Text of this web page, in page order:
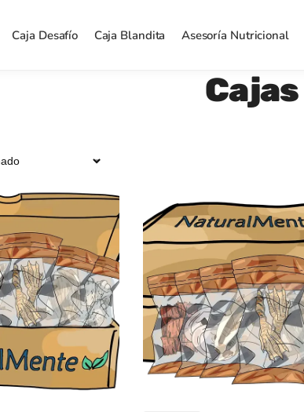
Caja Desafío Caja Blandita Asesoría Nutricional
Cajas